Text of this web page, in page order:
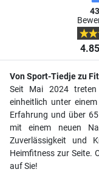
4.85
Von Sport-Tiedje zu
Seit Mai 2024
einheitlich unter
Erfahrung und über
mit einem neuen
Zuverlässigkeit und
Heimfitness zur Seite.
auf Sie!